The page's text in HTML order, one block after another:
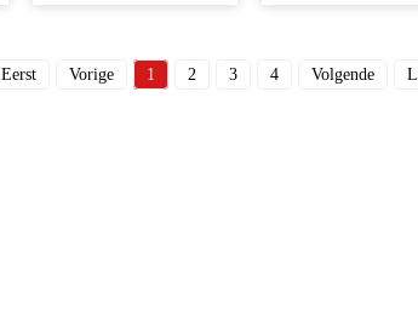
Eerst Vorige 1 2 3 4 Volgende